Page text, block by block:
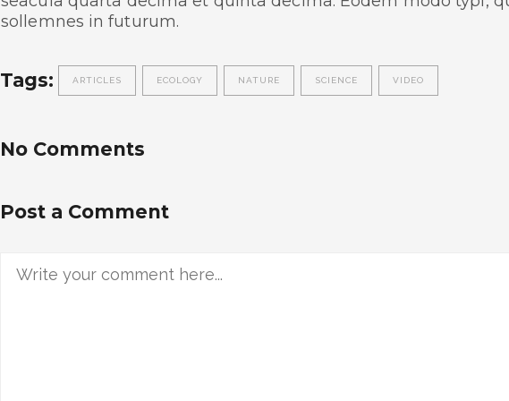
sollemnes in futurum.
Tags: ARTICLES ECOLOGY NATURE SCIENCE VIDEO
No Comments
Post a Comment